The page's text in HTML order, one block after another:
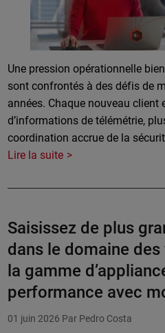
Une pression opérationnelle
sont confrontés à des défis de
années. Chaque nouveau client
d’informations de télémétrie,
coordination accrue de la
Lire la suite
Saisissez de plus
dans le domaine
la gamme
performance avec
01 juin 2026 Par Pedro Costa